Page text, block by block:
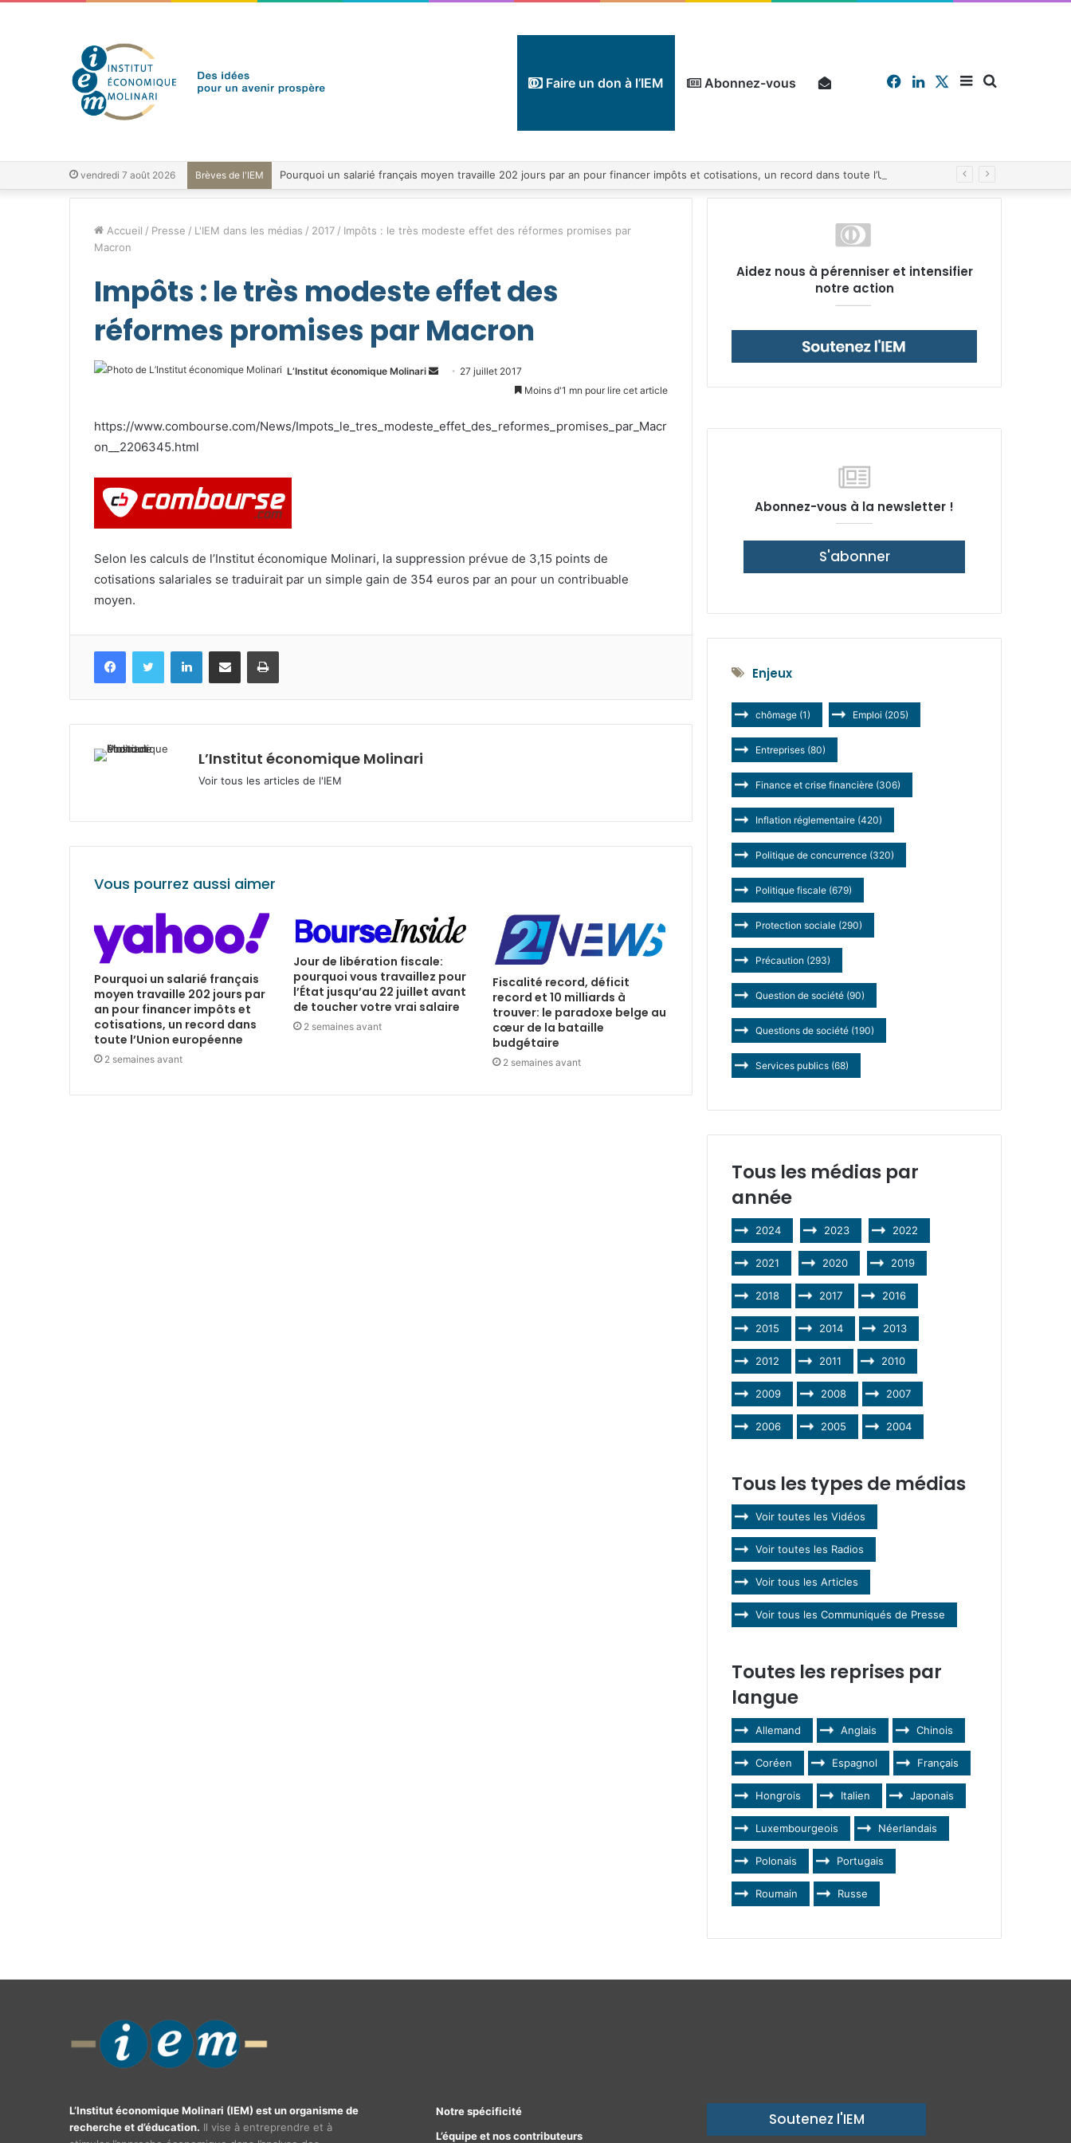
Faire un don à l’IEM Abonnez-vous Sidebar
X
Linkedin
Facebook
vendredi 7 août 2026 Brèves de l'IEM
Accueil / Presse / L'IEM dans les médias / 2017 / Impôts : le très modeste effet des réformes promises par
Macron
Impôts : le très modeste effet des
réformes promises par Macron
L’Institut économique Molinari
Envoyer27 juillet 2017
Moins d'1 mn pour lire cet article
https://www.combourse.com/News/Impots_le_tres_modeste_effet_des_reformes_promises_par_Macr
on__2206345.html
Selon les calculs de l’Institut économique Molinari, la suppression prévue de 3,15 points de
cotisations salariales se traduirait par un simple gain de 354 euros par an pour un contribuable
moyen.
FacebookTwitter LinkedinPartagez par mail Imprimez
L’Institut économique Molinari
Voir tous les articles de l'IEM
Vous pourrez aussi aimer
Pourquoi un salarié français
moyen travaille 202 jours par
an pour financer impôts et
cotisations, un record dans
toute l’Union européenne
2 semaines avant
Jour de libération fiscale:
pourquoi vous travaillez pour
l’État jusqu’au 22 juillet avant
de toucher votre vrai salaire
2 semaines avant
Fiscalité record, déficit
record et 10 milliards à
trouver: le paradoxe belge au
cœur de la bataille
budgétaire
2 semaines avant
Aidez nous à pérenniser et intensifier
notre action
Abonnez-vous à la newsletter !
S'abonner
Enjeux
chômage (1) Emploi (205)
Entreprises (80)
Finance et crise financière (306)
Inflation réglementaire (420)
Politique de concurrence (320)
Politique fiscale (679)
Protection sociale (290)
Précaution (293)
Question de société (90)
Questions de société (190)
Services publics (68)
Tous les médias par
année
2024 2023 2022
2021 2020 2019
2018 2017 2016
2015 2014 2013
2012 2011 2010
2009 2008 2007
2006 2005 2004
Tous les types de médias
Voir toutes les Vidéos
Voir toutes les Radios
Voir tous les Articles
Voir tous les Communiqués de Presse
Toutes les reprises par
langue
Allemand Anglais Chinois
Coréen Espagnol Français
Hongrois Italien Japonais
Luxembourgeois Néerlandais
Polonais Portugais
Roumain Russe
L’Institut économique Molinari (IEM) est un organisme de
recherche et d’éducation. Il vise à entreprendre et à
Notre spécificité
L’équipe et nos contributeurs
Soutenez l'IEM